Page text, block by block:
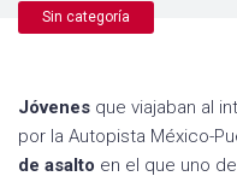
Sin categoría
Jóvenes que viajaban al
por la Autopista México-
de asalto en el que uno